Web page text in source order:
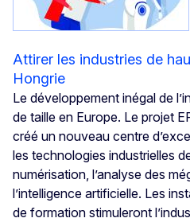
Attirer les industries de
Hongrie
Le développement inégal de
de taille en Europe. Le projet
créé un nouveau centre
les technologies industrielles
numérisation, l’analyse des
l’intelligence artificielle. Les
de formation stimuleront